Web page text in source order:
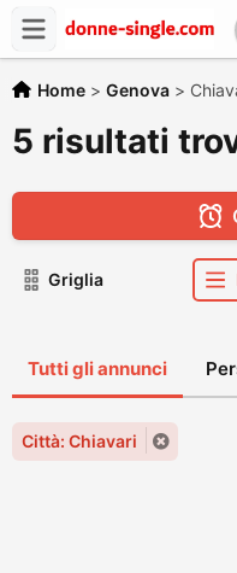
Home > Genova >
5 risultati
Griglia
Tutti gli annunci
Città: Chiavari